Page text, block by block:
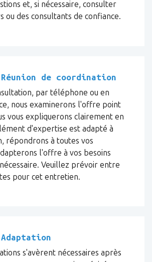
et, si nécessaire, consulter
ou des consultants de confiance.
de coordination
par téléphone ou en
nous examinerons l'offre point
vous expliquerons clairement en
d'expertise est adapté à
répondrons à toutes vos
l'offre à vos besoins
Veuillez prévoir entre
pour cet entretien.
s'avèrent nécessaires après